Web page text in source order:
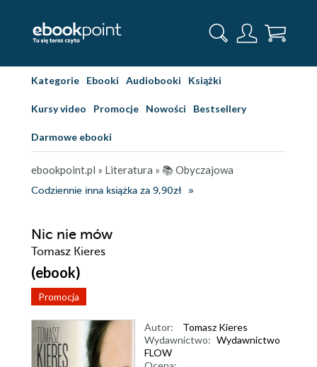
Kategorie Ebooki Audiobooki Książki
Kursy video Promocje Nowości Bestsellery
Darmowe ebooki
ebookpoint.pl » Literatura » 📚 Obyczajowa
Codziennie inna książka za 9,90zł
Nic nie mów
Tomasz Kieres
(ebook)
Promocja
Autor:
Tomasz Kieres
Wydawnictwo: Wydawnictwo
FLOW